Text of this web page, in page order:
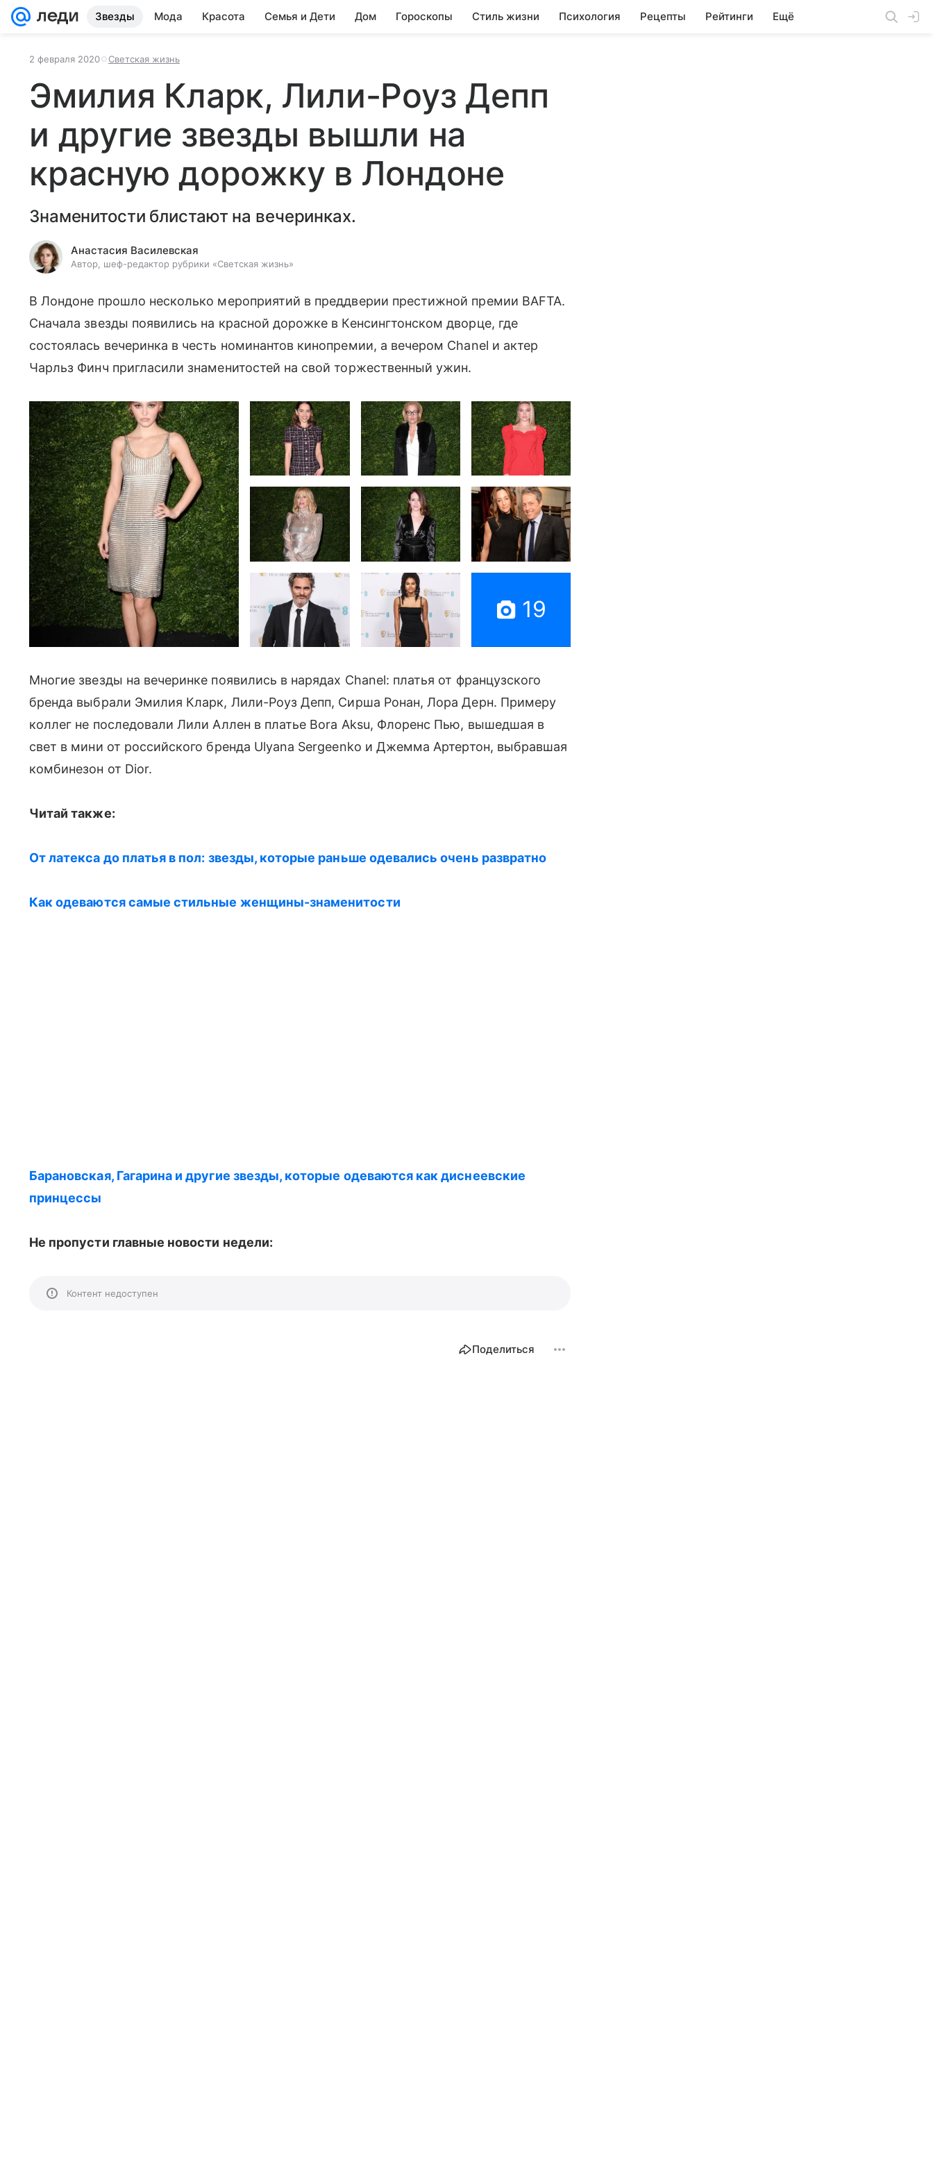
Звезды Мода Красота Семья и Дети Дом Гороскопы Стиль жизни Психология Рецепты Рейтинги Ещё
2 февраля 2020 Светская жизнь
Эмилия Кларк, Лили-Роуз Депп
и другие звезды вышли на
красную дорожку в Лондоне
Знаменитости блистают на вечеринках.
Анастасия Василевская
Автор, шеф-редактор рубрики «Светская жизнь»
В Лондоне прошло несколько мероприятий в преддверии престижной премии BAFTA.
Сначала звезды появились на красной дорожке в Кенсингтонском дворце, где
состоялась вечеринка в честь номинантов кинопремии, а вечером Chanel и актер
Чарльз Финч пригласили знаменитостей на свой торжественный ужин.
19
Многие звезды на вечеринке появились в нарядах Chanel: платья от французского
бренда выбрали Эмилия Кларк, Лили-Роуз Депп, Сирша Ронан, Лора Дерн. Примеру
коллег не последовали Лили Аллен в платье Bora Aksu, Флоренс Пью, вышедшая в
свет в мини от российского бренда Ulyana Sergeenko и Джемма Артертон, выбравшая
комбинезон от Dior.
Читай также:
От латекса до платья в пол: звезды, которые раньше одевались очень развратно
Как одеваются самые стильные женщины-знаменитости
Барановская, Гагарина и другие звезды, которые одеваются как диснеевские
принцессы
Не пропусти главные новости недели:
Контент недоступен
Поделиться